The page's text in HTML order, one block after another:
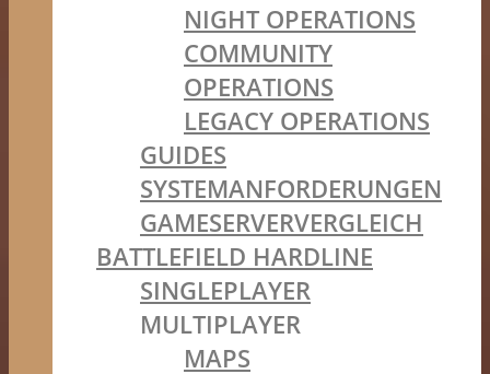
NIGHT OPERATIONS
COMMUNITY
OPERATIONS
LEGACY OPERATIONS
GUIDES
SYSTEMANFORDERUNGEN
GAMESERVERVERGLEICH
BATTLEFIELD HARDLINE
SINGLEPLAYER
MULTIPLAYER
MAPS